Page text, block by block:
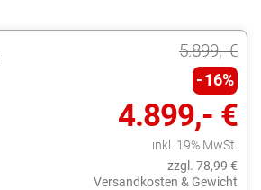
5.899,- €
16%
4.899,- €
inkl. 19% MwSt.
zzgl. 78,99 €
Versandkosten & Gewicht